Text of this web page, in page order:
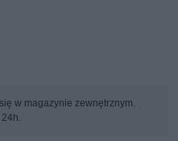
w magazynie zewnętrznym.